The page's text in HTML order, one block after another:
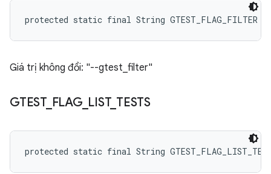
protected static final String GTEST_FLAG_FILTER
Giá trị không đổi: "--gtest_filter"
GTEST_ FLAG_ LIST_ TESTS
protected static final String